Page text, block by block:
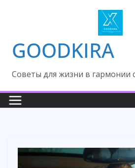
GOODKIRA
Cоветы для жизни в гармонии